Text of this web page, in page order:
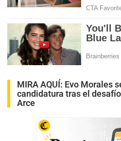
MIRA AQUÍ: Evo Morales
candidatura tras el
Arce